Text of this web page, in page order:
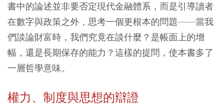
書中的論述並非要否定現代金融體系，而是引導讀者
在數字與政策之外，思考一個更根本的問題——當我
們談論財富時，我們究竟在談什麼？是帳面上的增
幅，還是長期保存的能力？這樣的提問，使本書多了
一層哲學意味。
權力、制度與思想的辯證